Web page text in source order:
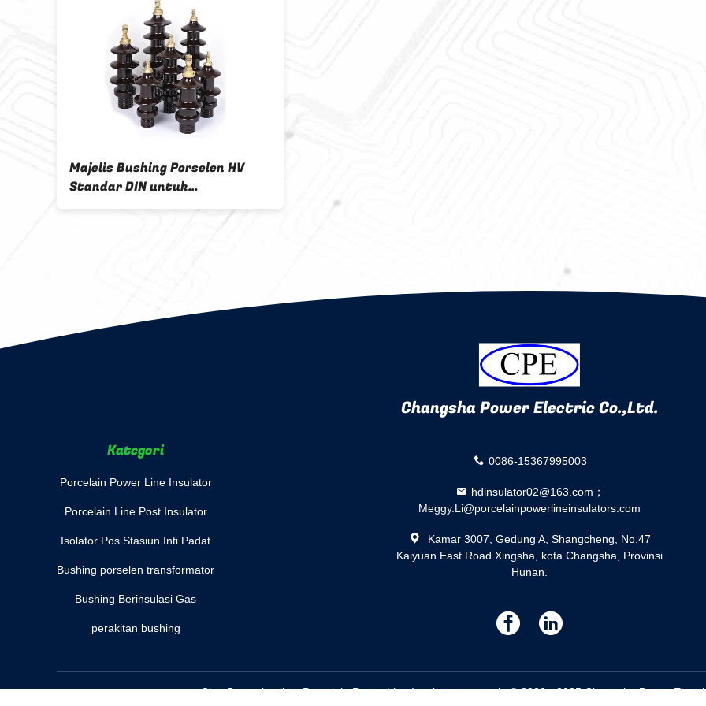
Majelis Bushing Porselen HV
Standar DIN untuk
transformator
Changsha Power Electric Co.,Ltd.
Kategori
Porcelain Power Line Insulator
Porcelain Line Post Insulator
Isolator Pos Stasiun Inti Padat
Bushing porselen transformator
Bushing Berinsulasi Gas
perakitan bushing
0086-15367995003
hdinsulator02@163.com；
Meggy.Li@porcelainpowerlineinsulators.com
Kamar 3007, Gedung A, Shangcheng, No.47
Kaiyuan East Road Xingsha, kota Changsha, Provinsi
Hunan.
述
述
Cina Bagus kualitas Porcelain Power Line Insulator pemasok. © 2020 - 2025 Changsha Power